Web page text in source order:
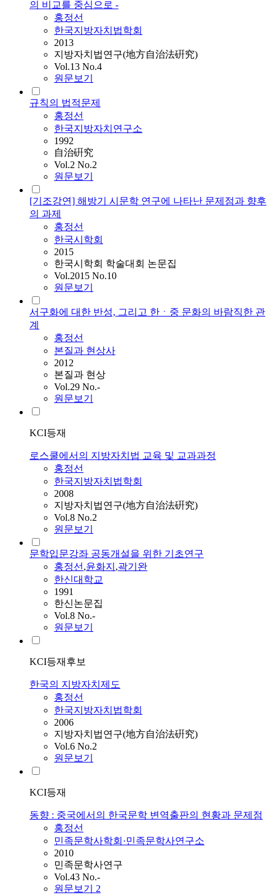
의 비교를 중심으로 -
홍정선
한국지방자치법학회
2013
지방자치법연구(地方自治法硏究)
Vol.13 No.4
원문보기
규칙의 법적문제
홍정선
한국지방자치연구소
1992
自治硏究
Vol.2 No.2
원문보기
[기조강연] 해방기 시문학 연구에 나타난 문제점과 향후
의 과제
홍정선
한국시학회
2015
한국시학회 학술대회 논문집
Vol.2015 No.10
원문보기
서구화에 대한 반성, 그리고 한ㆍ중 문화의 바람직한 관
계
홍정선
본질과 현상사
2012
본질과 현상
Vol.29 No.-
원문보기
KCI등재
로스쿨에서의 지방자치법 교육 및 교과과정
홍정선
한국지방자치법학회
2008
지방자치법연구(地方自治法硏究)
Vol.8 No.2
원문보기
문학입문강좌 공동개설을 위한 기초연구
홍정선,윤화지 ,곽기완
한신대학교
1991
한신논문집
Vol.8 No.-
원문보기
KCI등재후보
한국의 지방자치제도
홍정선
한국지방자치법학회
2006
지방자치법연구(地方自治法硏究)
Vol.6 No.2
원문보기
KCI등재
동향 : 중국에서의 한국문학 변역출판의 현황과 문제점
홍정선
민족문학사학회·민족문학사연구소
2010
민족문학사연구
Vol.43 No.-
원문보기 2